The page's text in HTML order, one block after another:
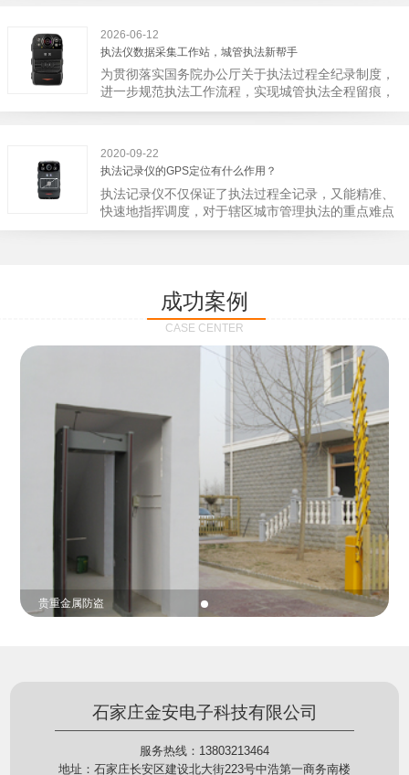
备能自动读取目标对象，并同步到采集站中，此外设
备具有断点续传的功能，如果碰到网络故障，可以从
已经上传或下载的部分开始继续上传下载未完成的部
分，而没有必要从头开始上传下载，能节省时间，提
高速度。再者待数据传输完毕之后，执法仪数据采集
下次直接使用，提高执法仪数据效率。执法仪数据采
集站还具有强大的数据存储管理系统，后台统计不同
上传时段、不同重要级别的数据，将统计结果以图表
或者报表的形式呈现；设备设置有用户操作权限管
理，自动将用户警员编号与执法仪编号绑定，保障数
据的合法性，同时系统可设置每个警员的权限，明确
2026-06-12
执法仪数据采集工作站，城管执法新帮手
为贯彻落实国务院办公厅关于执法过程全纪录制度，
进一步规范执法工作流程，实现城管执法全程留痕，
深入推进执法队伍规范化建设，给城管执法工作添加
止了双方矛盾的发生。现在有了执法仪数据采集工作
站，执法队员的担忧便得到有效的解决。每个采集工
作站可支持多台执法记录仪设备同时上传数据，队员
当天使用当天上传，通过数据线接入到采集工作站，
它会自动读取所有的视频、音频、图片、日志等信
作站也能自动为执法记录仪充充电、校校时，做执法
记录仪的贴心小"保姆"。随着群众法律意识的逐步提
高，行政执法行为更加"阳光、透明"，通过工作站可
以随时调取证据视频，精准查阅现场资料，直戳了当
的展示给行政相对人看，有效的减少了行政相对人对
城管执法行为的误解，树立了执法的公信力。
2020-09-22
执法记录仪的GPS定位有什么作用？
执法记录仪不仅保证了执法过程全记录，又能精准、
快速地指挥调度，对于辖区城市管理执法的重点难点
也能一目了然，在城市管理工作信息化中发挥着重要
定位模块，可通过移动网络将位置信息实时发送到监
控中心，在平台的电子地图上显示出设备的具体位
置，实时查看执法人员到岗情况及根据执法环境迅速
调配周边执法人员。同时，内置NFC芯片，可支持身
份证查验等拓展功能，在实战中发挥着重要的作用，
能广泛应用于交警公安执法、卫生监督、城管执法、
海关执法、路政、质量监督、林业园林、消防、质量
监督、公路铁路等各个领域。
成功案例
CASE CENTER
贵重金属防盗
石家庄金安电子科技有限公司
服务热线：13803213464
地址：石家庄长安区建设北大街223号中浩第一商务南楼